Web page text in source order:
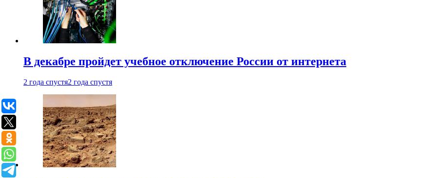
В декабре пройдет учебное отключение России от интернета
2 года спустя2 года спустя